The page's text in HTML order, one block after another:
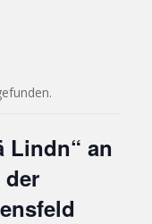
Lindn“ an